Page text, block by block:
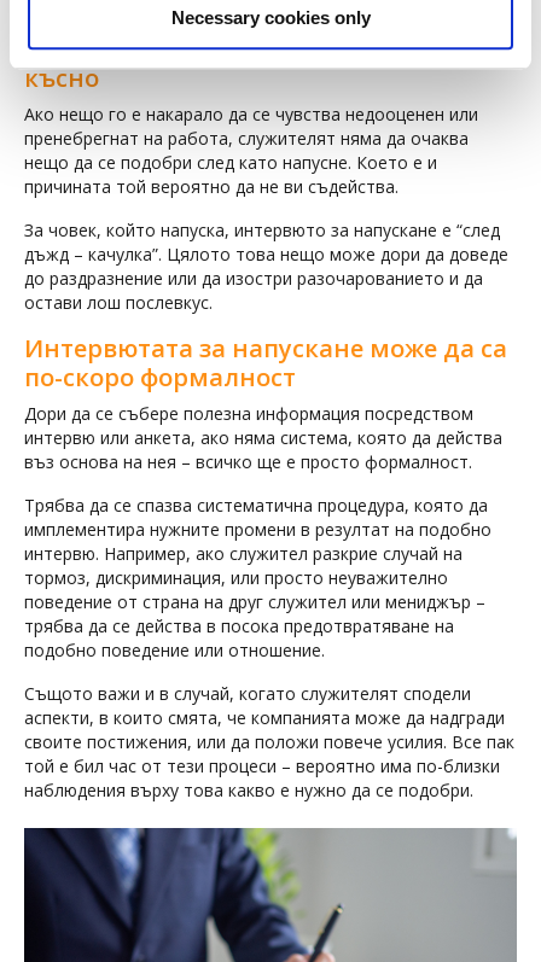
Necessary cookies only
Служителите си мислят, че е твърде
късно
Ако нещо го е накарало да се чувства недооценен или
пренебрегнат на работа, служителят няма да очаква
нещо да се подобри след като напусне. Което е и
причината той вероятно да не ви съдейства.
За човек, който напуска, интервюто за напускане е “след
дъжд – качулка”. Цялото това нещо може дори да доведе
до раздразнение или да изостри разочарованието и да
остави лош послевкус.
Интервютата за напускане може да са
по-скоро формалност
Дори да се събере полезна информация посредством
интервю или анкета, ако няма система, която да действа
въз основа на нея – всичко ще е просто формалност.
Трябва да се спазва систематична процедура, която да
имплементира нужните промени в резултат на подобно
интервю. Например, ако служител разкрие случай на
тормоз, дискриминация, или просто неуважително
поведение от страна на друг служител или мениджър –
трябва да се действа в посока предотвратяване на
подобно поведение или отношение.
Същото важи и в случай, когато служителят сподели
аспекти, в които смята, че компанията може да надгради
своите постижения, или да положи повече усилия. Все пак
той е бил час от тези процеси – вероятно има по-близки
наблюдения върху това какво е нужно да се подобри.